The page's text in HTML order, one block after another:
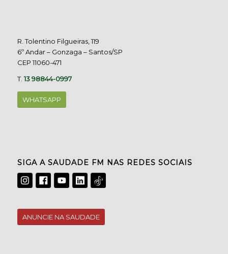
R. Tolentino Filgueiras, 119
6º Andar – Gonzaga – Santos/SP
CEP 11060-471
T.13 98844-0997
WHATSAPP
SIGA A SAUDADE FM NAS REDES SOCIAIS
ANUNCIE NA SAUDADE